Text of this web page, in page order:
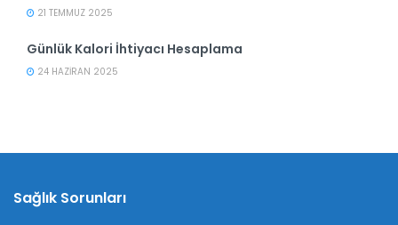
21 TEMMUZ 2025
Günlük Kalori İhtiyacı Hesaplama
24 HAZIRAN 2025
Sağlık Sorunları